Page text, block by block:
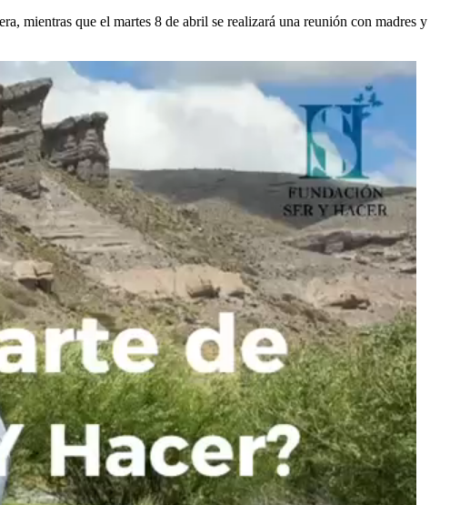
mientras que el martes 8 de abril se realizará una reunión con madres y